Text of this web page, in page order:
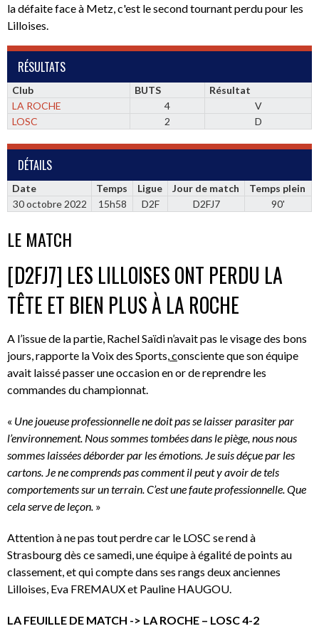
la défaite face à Metz, c'est le second tournant perdu pour les
Lilloises.
RÉSULTATS
Club BUTS
Résultat
LA ROCHE
4
V
LOSC
2 D
DÉTAILS
Date Temps Ligue Jour de match
Temps plein
30 octobre 2022
15h58 D2F D2FJ7 90'
LE MATCH
[D2FJ7] LES LILLOISES ONT PERDU LA
TÊTE ET BIEN PLUS À LA ROCHE
A l’issue de la partie, Rachel Saïdi n’avait pas le visage des bons
jours, rapporte la Voix des Sports,consciente que son équipe
avait laissé passer une occasion en or de reprendre les
commandes du championnat.
« Une joueuse professionnelle ne doit pas se laisser parasiter par
l’environnement. Nous sommes tombées dans le piège, nous nous
sommes laissées déborder par les émotions. Je suis déçue par les
cartons. Je ne comprends pas comment il peut y avoir de tels
comportements sur un terrain. C’est une faute professionnelle. Que
cela serve de leçon. »
Attention à ne pas tout perdre car le LOSC se rend à
Strasbourg dès ce samedi, une équipe à égalité de points au
classement, et qui compte dans ses rangs deux anciennes
Lilloises, Eva FREMAUX et Pauline HAUGOU.
LA FEUILLE DE MATCH -> LA ROCHE – LOSC 4-2